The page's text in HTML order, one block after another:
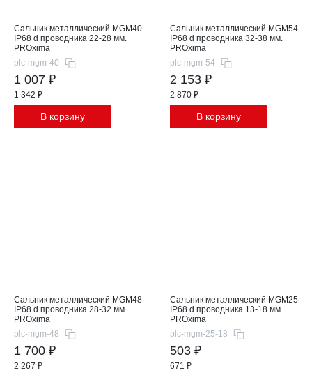
Сальник металлический MGM40
IP68 d проводника 22-28 мм.
PROxima
plc-mgm-40
1 007 ₽
1 342 ₽
В корзину
Сальник металлический MGM54
IP68 d проводника 32-38 мм.
PROxima
plc-mgm-54
2 153 ₽
2 870 ₽
В корзину
Сальник металлический MGM48
IP68 d проводника 28-32 мм.
PROxima
plc-mgm-48
1 700 ₽
2 267 ₽
Сальник металлический MGM25
IP68 d проводника 13-18 мм.
PROxima
plc-mgm-25-18
503 ₽
671 ₽